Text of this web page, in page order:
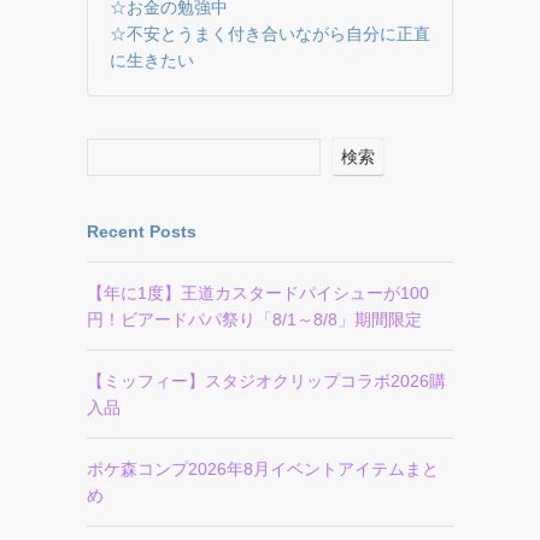
☆お金の勉強中
☆不安とうまく付き合いながら自分に正直
に生きたい
検索
Recent Posts
【年に1度】王道カスタードパイシューが100
円！ビアードパパ祭り「8/1～8/8」期間限定
【ミッフィー】スタジオクリップコラボ2026購
入品
ポケ森コンプ2026年8月イベントアイテムまと
め